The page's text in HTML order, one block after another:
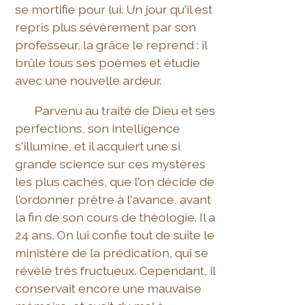
se mortifie pour lui. Un jour qu'il est
repris plus sévèrement par son
professeur, la grâce le reprend : il
brûle tous ses poèmes et étudie
avec une nouvelle ardeur.
Parvenu au traité de Dieu et ses
perfections, son intelligence
s'illumine, et il acquiert une si
grande science sur ces mystères
les plus cachés, que l'on décide de
l'ordonner prêtre à l'avance, avant
la fin de son cours de théologie. Il a
24 ans. On lui confie tout de suite le
ministère de la prédication, qui se
révèle très fructueux. Cependant, il
conservait encore une mauvaise